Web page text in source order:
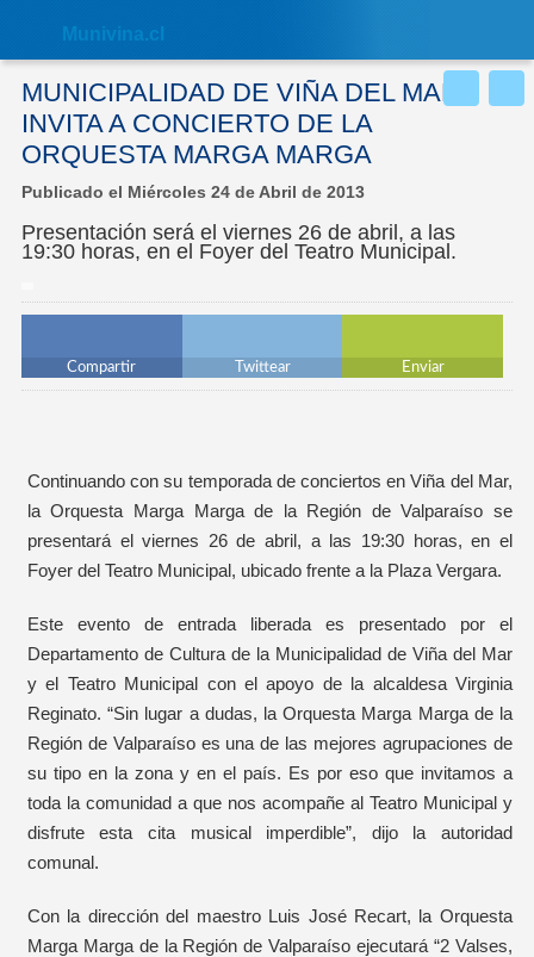
web
incluye
sistema
accesibilidad.
Munivina.cl
MUNICIPALIDAD DE VIÑA DEL MAR
INVITA A CONCIERTO DE LA
ORQUESTA MARGA MARGA
Publicado el Miércoles 24 de Abril de 2013
Presentación será el viernes 26 de abril, a las
19:30 horas, en el Foyer del Teatro Municipal.
Compartir Twittear Enviar
Continuando con su temporada de conciertos en Viña del Mar,
la Orquesta Marga Marga de la Región de Valparaíso se
presentará el viernes 26 de abril, a las 19:30 horas, en el
Foyer del Teatro Municipal, ubicado frente a la Plaza Vergara.
Este evento de entrada liberada es presentado por el
Departamento de Cultura de la Municipalidad de Viña del Mar
y el Teatro Municipal con el apoyo de la alcaldesa Virginia
Reginato. “Sin lugar a dudas, la Orquesta Marga Marga de la
Región de Valparaíso es una de las mejores agrupaciones de
su tipo en la zona y en el país. Es por eso que invitamos a
toda la comunidad a que nos acompañe al Teatro Municipal y
disfrute esta cita musical imperdible”, dijo la autoridad
comunal.
Con la dirección del maestro Luis José Recart, la Orquesta
Marga Marga de la Región de Valparaíso ejecutará “2 Valses,